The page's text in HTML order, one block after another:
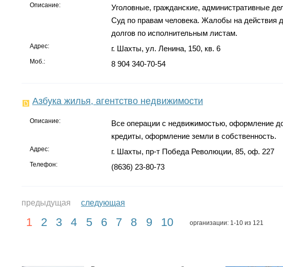
Описание:
Уголовные, гражданские, административные
Суд по правам человека. Жалобы на действия
долгов по исполнительным листам.
Адрес: г. Шахты, ул. Ленина, 150, кв. 6
Моб.: 8 904 340-70-54
Азбука жилья, агентство недвижимости
Описание:
Все операции с недвижимостью, оформление
кредиты, оформление земли в собственность.
Адрес: г. Шахты, пр-т Победа Революции, 85, оф. 227
Телефон: (8636) 23-80-73
предыдущая следующая
1 2 3 4 5 6 7 8 9 10 организации: 1-10 из 121